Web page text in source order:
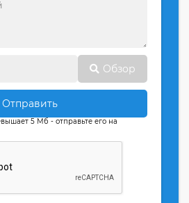
Обзор
Отправить
5 Мб - отправьте его на